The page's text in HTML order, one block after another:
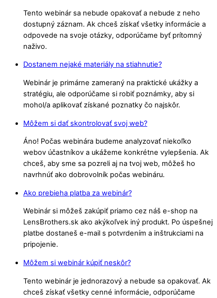
Tento webinár sa nebude opakovať a nebude z neho
dostupný záznam. Ak chceš získať všetky informácie a
odpovede na svoje otázky, odporúčame byť prítomný
naživo.
Dostanem nejaké materiály na stiahnutie?
Webinár je primárne zameraný na praktické ukážky a
stratégiu, ale odporúčame si robiť poznámky, aby si
mohol/a aplikovať získané poznatky čo najskôr.
Môžem si dať skontrolovať svoj web?
Áno! Počas webinára budeme analyzovať niekoľko
webov účastníkov a ukážeme konkrétne vylepšenia. Ak
chceš, aby sme sa pozreli aj na tvoj web, môžeš ho
navrhnúť ako dobrovolník počas webináru.
Ako prebieha platba za webinár?
Webinár si môžeš zakúpiť priamo cez náš e-shop na
LensBrothers.sk ako akýkoľvek iný produkt. Po úspešnej
platbe dostaneš e-mail s potvrdením a inštrukciami na
pripojenie.
Môžem si webinár kúpiť neskôr?
Tento webinár je jednorazový a nebude sa opakovať. Ak
chceš získať všetky cenné informácie, odporúčame